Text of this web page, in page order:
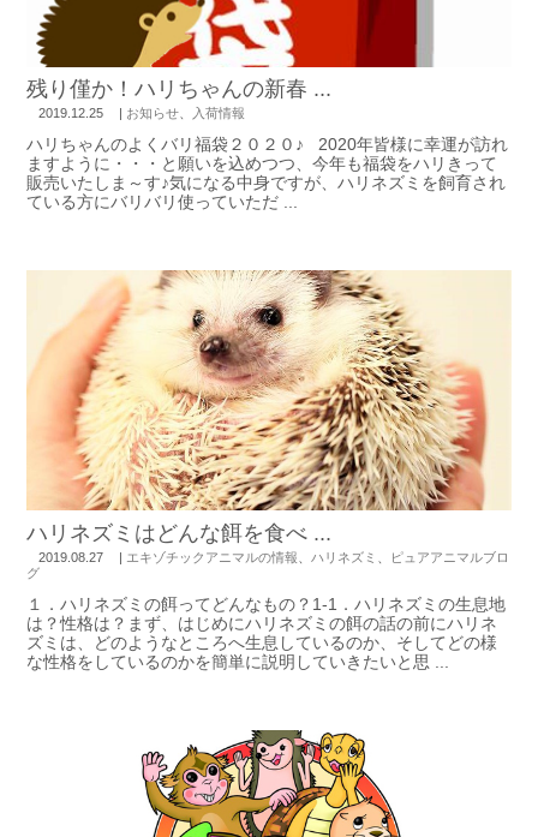
残り僅か！ハリちゃんの新春 ...
2019.12.25 お知らせ 入荷情報
ハリちゃんのよくバリ福袋２０２０♪ 2020年皆様に幸運が訪れ
ますように・・・と願いを込めつつ、今年も福袋をハリきって
販売いたしま～す♪気になる中身ですが、ハリネズミを飼育され
ている方にバリバリ使っていただ ...
ハリネズミはどんな餌を食べ ...
2019.08.27 | エキゾチックアニマルの情報 ハリネズミ
ピュアアニマルブロ
グ
１．ハリネズミの餌ってどんなもの？1-1．ハリネズミの生息地
は？性格は？まず、はじめにハリネズミの餌の話の前にハリネ
ズミは、どのようなところへ生息しているのか、そしてどの様
な性格をしているのかを簡単に説明していきたいと思 ...